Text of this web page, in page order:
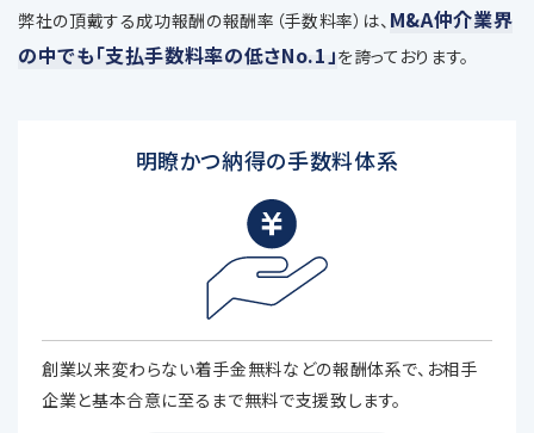
弊社の頂戴する成功報酬の報酬率（手数料率）は、 M&A仲介業界
の中でも「支払手数料率の低さNo.1」を誇っております。
明瞭かつ納得の手数料体系
創業以来変わらない着手金無料などの報酬体系で、お相手
企業と基本合意に至るまで無料で支援致します。